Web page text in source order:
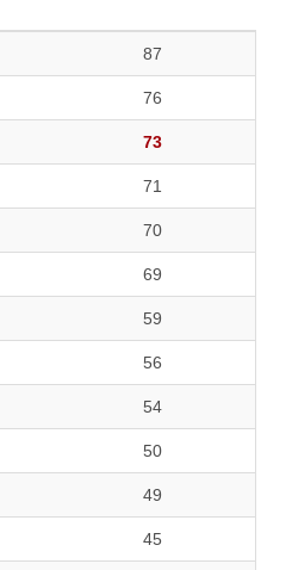
87
76
73
71
70
69
59
56
54
50
49
45